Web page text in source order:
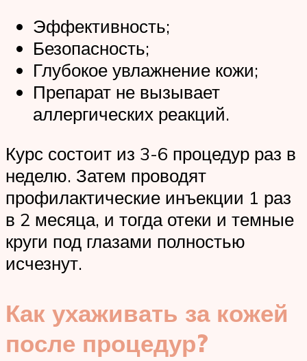
Эффективность;
Безопасность;
Глубокое увлажнение кожи;
Препарат не вызывает
аллергических реакций.
Курс состоит из 3-6 процедур раз в
неделю. Затем проводят
профилактические инъекции 1 раз
в 2 месяца, и тогда отеки и темные
круги под глазами полностью
исчезнут.
Как ухаживать за кожей
после процедур?